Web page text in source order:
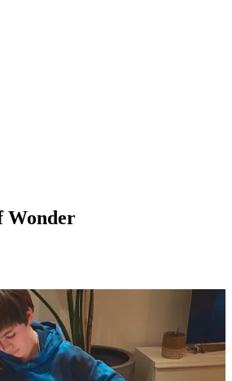
18-20 sep
Wonder